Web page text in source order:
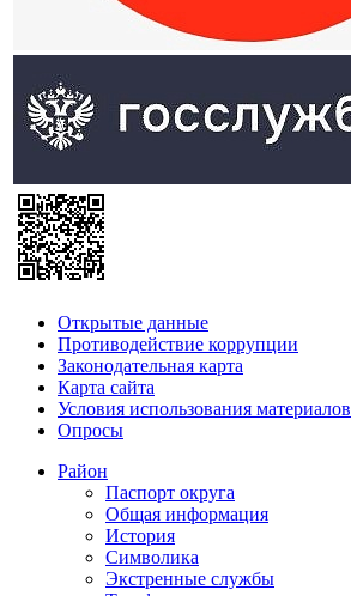
Открытые данные
Противодействие коррупции
Законодательная карта
Карта сайта
Условия использования материалов
Опросы
Район
Паспорт округа
Общая информация
История
Символика
Экстренные службы